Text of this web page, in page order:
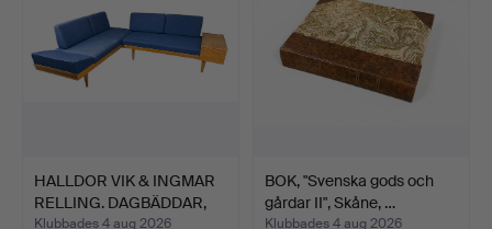
HALLDOR VIK & INGMAR
RELLING. DAGBÄDDAR,
2…
Klubbades 4 aug 2026
BOK, "Svenska gods och
gårdar II", Skåne, …
Klubbades 4 aug 2026